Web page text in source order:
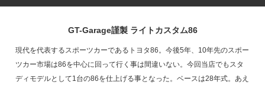
GT-Garage謹製 ライトカスタム86
現代を代表するスポーツカーであるトヨタ86。今後5年、10年先のスポー
ツカー市場は86を中心に回って行く事は間違いない。今回当店でもスタ
ディモデルとして1台の86を仕上げる事となった。ベースは28年式。あえ